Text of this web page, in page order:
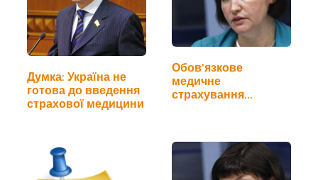
Думка: Україна не
готова до введення
страхової медицини
Обов'язкове
медичне
страхування